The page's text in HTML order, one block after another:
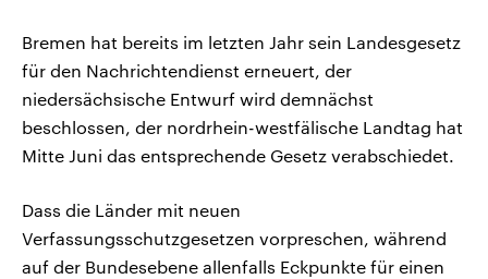
Bremen hat bereits im letzten Jahr sein Landesgesetz
für den Nachrichtendienst erneuert, der
niedersächsische Entwurf wird demnächst
beschlossen, der nordrhein-westfälische Landtag hat
Mitte Juni das entsprechende Gesetz verabschiedet.
Dass die Länder mit neuen
Verfassungsschutzgesetzen vorpreschen, während
auf der Bundesebene allenfalls Eckpunkte für einen